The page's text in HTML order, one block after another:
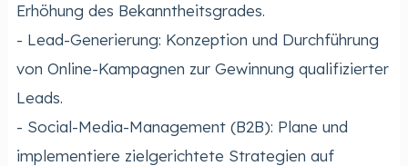
Erhöhung des Bekanntheitsgrades.
- Lead-Generierung: Konzeption und Durchführung
von Online-Kampagnen zur Gewinnung qualifizierter
Leads.
- Social-Media-Management (B2B): Plane und
implementiere zielgerichtete Strategien auf